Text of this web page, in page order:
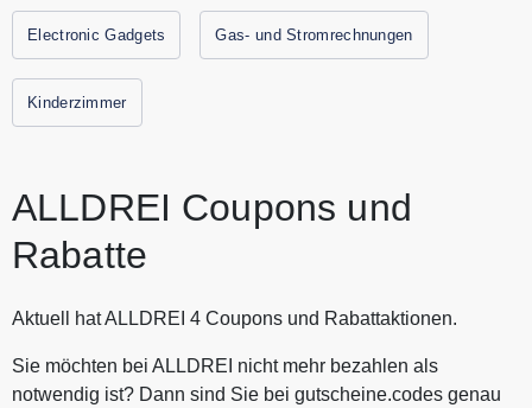
Gutscheinen und Rabattaktionen von ALLDREI.
Electronic Gadgets Gas- und Stromrechnungen
Kinderzimmer
ALLDREI Coupons und
Rabatte
Aktuell hat ALLDREI 4 Coupons und Rabattaktionen.
Sie möchten bei ALLDREI nicht mehr bezahlen als
notwendig ist? Dann sind Sie bei gutscheine.codes genau